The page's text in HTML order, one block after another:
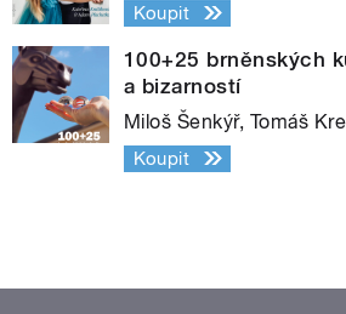
Koupit
100+25 brněnských
a bizarností
Miloš Šenkýř, Tomáš
Koupit